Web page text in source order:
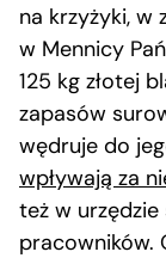
na krzyżyki, w
w Mennicy
125 kg złotej
zapasów
wędruje do
wpływają za
też w
pracowników.